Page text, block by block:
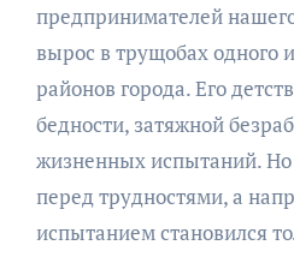
предпринимателей
вырос в трущобах одного
районов города. Его
бедности, затяжной
жизненных испытаний. Но
перед трудностями, а
испытанием становился